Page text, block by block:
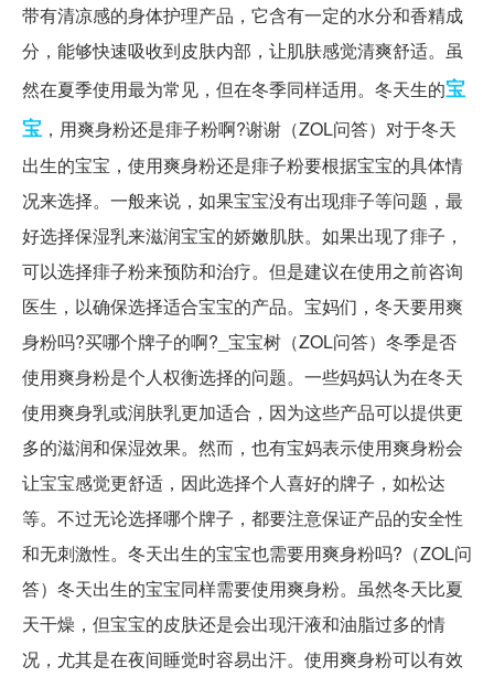
带有清凉感的身体护理产品，它含有一定的水分和香精成
分，能够快速吸收到皮肤内部，让肌肤感觉清爽舒适。虽
然在夏季使用最为常见，但在冬季同样适用。冬天生的宝
宝 ，用爽身粉还是痱子粉啊?谢谢（ZOL问答）对于冬天
出生的宝宝，使用爽身粉还是痱子粉要根据宝宝的具体情
况来选择。一般来说，如果宝宝没有出现痱子等问题，最
好选择保湿乳来滋润宝宝的娇嫩肌肤。如果出现了痱子，
可以选择痱子粉来预防和治疗。但是建议在使用之前咨询
医生，以确保选择适合宝宝的产品。宝妈们，冬天要用爽
身粉吗?买哪个牌子的啊?_宝宝树（ZOL问答）冬季是否
使用爽身粉是个人权衡选择的问题。一些妈妈认为在冬天
使用爽身乳或润肤乳更加适合，因为这些产品可以提供更
多的滋润和保湿效果。然而，也有宝妈表示使用爽身粉会
让宝宝感觉更舒适，因此选择个人喜好的牌子，如松达
等。不过无论选择哪个牌子，都要注意保证产品的安全性
和无刺激性。冬天出生的宝宝也需要用爽身粉吗?（ZOL问
答）冬天出生的宝宝同样需要使用爽身粉。虽然冬天比夏
天干燥，但宝宝的皮肤还是会出现汗液和油脂过多的情
况，尤其是在夜间睡觉时容易出汗。使用爽身粉可以有效